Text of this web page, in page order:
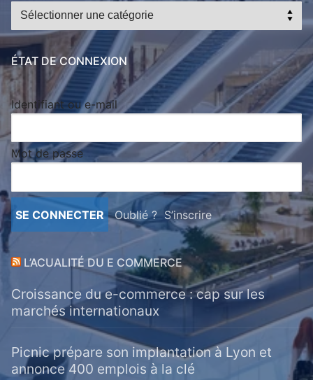
Catégories
ÉTAT DE CONNEXION
Identifiant ou e-mail
Mot de passe
Oublié ? S’inscrire
L’ACUALITÉ DU E COMMERCE
Croissance du e-commerce : cap sur les
marchés internationaux
Picnic prépare son implantation à Lyon et
annonce 400 emplois à la clé